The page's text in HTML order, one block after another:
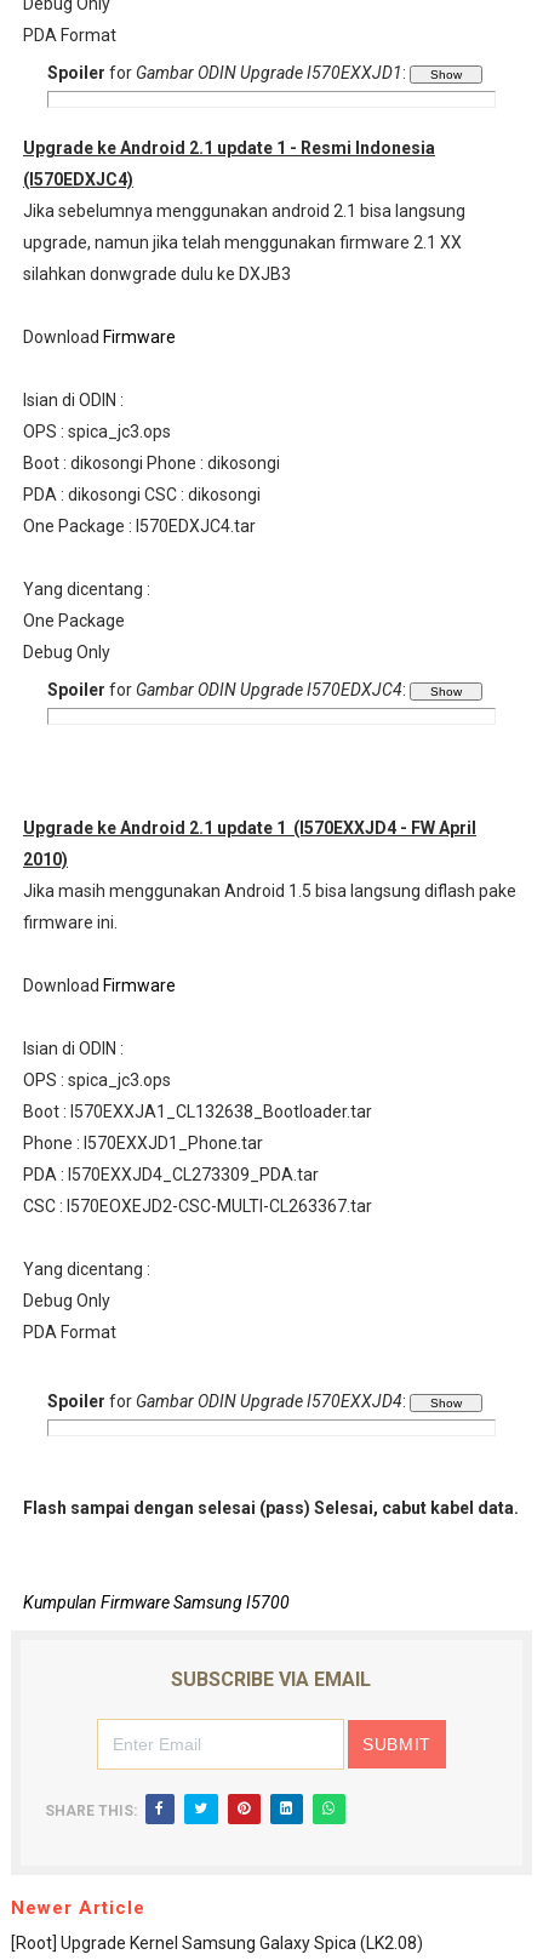
PDA Format
Spoiler for Gambar ODIN Upgrade I570EXXJD1:
Upgrade ke Android 2.1 update 1 - Resmi Indonesia
(I570EDXJC4)
Jika sebelumnya menggunakan android 2.1 bisa langsung
upgrade, namun jika telah menggunakan firmware 2.1 XX
silahkan donwgrade dulu ke DXJB3
Download Firmware
Isian di ODIN :
OPS : spica_jc3.ops
Boot : dikosongi Phone : dikosongi
PDA : dikosongi CSC : dikosongi
One Package : I570EDXJC4.tar
Yang dicentang :
One Package
Debug Only
Spoiler for Gambar ODIN Upgrade I570EDXJC4:
Upgrade ke Android 2.1 update 1 (I570EXXJD4 - FW April
2010)
Jika masih menggunakan Android 1.5 bisa langsung diflash pake
firmware ini.
Download Firmware
Isian di ODIN :
OPS : spica_jc3.ops
Boot : I570EXXJA1_CL132638_Bootloader.tar
Phone : I570EXXJD1_Phone.tar
PDA : I570EXXJD4_CL273309_PDA.tar
CSC : I570EOXEJD2-CSC-MULTI-CL263367.tar
Yang dicentang :
Debug Only
PDA Format
Spoiler for Gambar ODIN Upgrade I570EXXJD4:
Flash sampai dengan selesai (pass) Selesai, cabut kabel data.
Kumpulan Firmware Samsung I5700
SUBSCRIBE VIA EMAIL
SHARE THIS:
Newer Article
[Root] Upgrade Kernel Samsung Galaxy Spica (LK2.08)